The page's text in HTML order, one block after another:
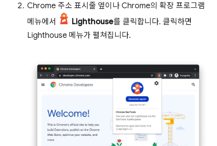
Chrome 주소 표시줄 옆이나 Chrome의 확장 프로그램
메뉴에서
Lighthouse를 클릭합니다. 클릭하면
Lighthouse 메뉴가 펼쳐집니다.